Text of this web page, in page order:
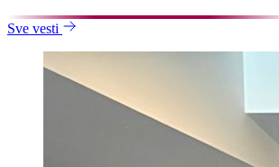
Sve vesti